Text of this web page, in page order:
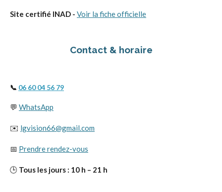
Site certifié INAD - Voir la fiche officielle
Contact & horaire
📞 06 60 04 56 79
💬 WhatsApp
✉️ lgvision66@gmail.com
📅 Prendre rendez-vous
🕒 Tous les jours : 10 h – 21 h